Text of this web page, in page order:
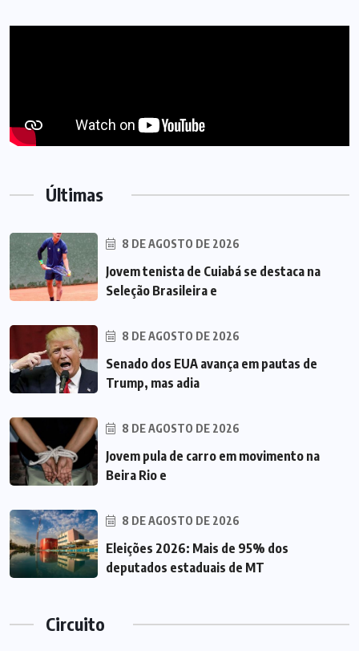
Últimas
8 DE AGOSTO DE 2026
Jovem tenista de Cuiabá se destaca na
Seleção Brasileira e
8 DE AGOSTO DE 2026
Senado dos EUA avança em pautas de
Trump, mas adia
8 DE AGOSTO DE 2026
Jovem pula de carro em movimento na
Beira Rio e
8 DE AGOSTO DE 2026
Eleições 2026: Mais de 95% dos
deputados estaduais de MT
Circuito